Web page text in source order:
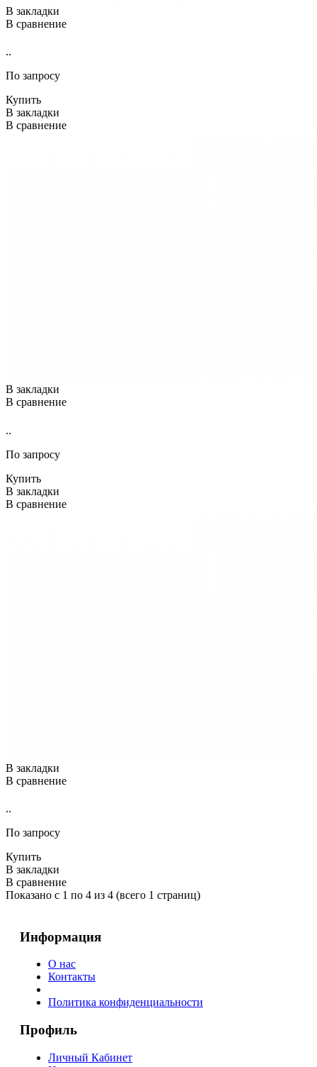
В закладки
В сравнение
..
По запросу
Купить
В закладки
В сравнение
В закладки
В сравнение
..
По запросу
Купить
В закладки
В сравнение
В закладки
В сравнение
..
По запросу
Купить
В закладки
В сравнение
Показано с 1 по 4 из 4 (всего 1 страниц)
Информация
О нас
Контакты
Политика конфиденциальности
Профиль
Личный Кабинет